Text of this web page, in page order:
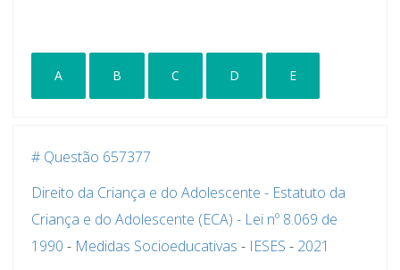
A B C D E
# Questão 657377
Direito da Criança e do Adolescente - Estatuto da
Criança e do Adolescente (ECA) - Lei nº 8.069 de
1990 - Medidas Socioeducativas - IESES - 2021